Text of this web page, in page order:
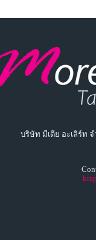
บริษัท มีเดีย อะเลิร์ท จ